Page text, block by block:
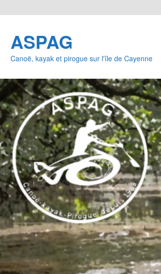
ASPAG
Canoë, kayak et pirogue sur l'île de Cayenne